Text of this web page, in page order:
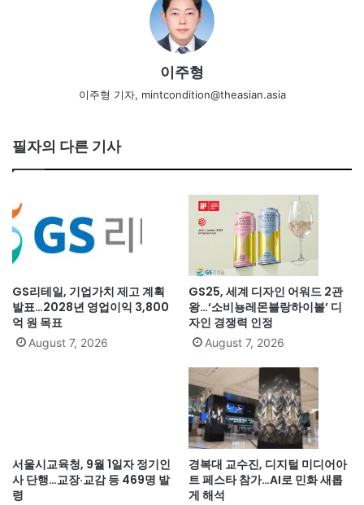
이주형
이주형 기자, mintcondition@theasian.asia
필자의 다른 기사
GS리테일, 기업가치 제고 계획
발표…2028년 영업이익 3,800
억 원 목표
August 7, 2026
GS25, 세계 디자인 어워드 2관
왕…‘소비뇽레몬블랑하이볼’ 디
자인 경쟁력 인정
August 7, 2026
서울시교육청, 9월 1일자 정기인
사 단행…교장·교감 등 469명 발
령
경복대 교수진, 디지털 미디어아
트 페스타 참가…AI로 민화 새롭
게 해석